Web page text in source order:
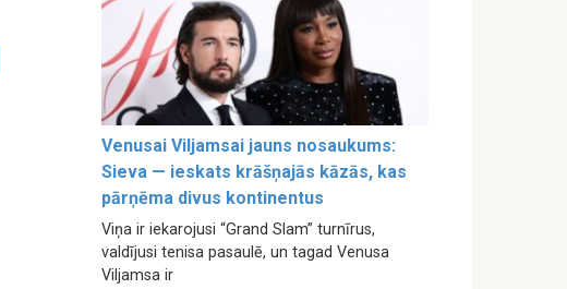
Venusai Viljamsai jauns nosaukums:
Sieva — ieskats krāšņajās kāzās, kas
pārņēma divus kontinentus
Viņa ir iekarojusi “Grand Slam” turnīrus,
valdījusi tenisa pasaulē, un tagad Venusa
Viljamsa ir